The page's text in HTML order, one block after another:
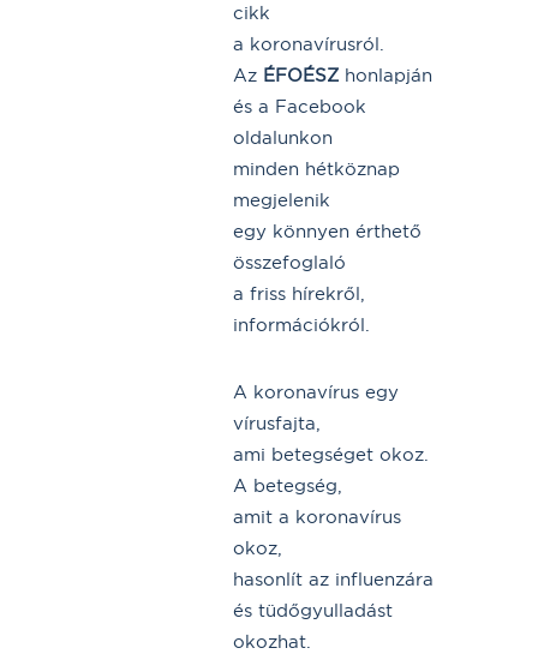
cikk
a koronavírusról.
Az ÉFOÉSZ honlapján
és a Facebook
oldalunkon
minden hétköznap
megjelenik
egy könnyen érthető
összefoglaló
a friss hírekről,
információkról.
A koronavírus egy
vírusfajta,
ami betegséget okoz.
A betegség,
amit a koronavírus
okoz,
hasonlít az influenzára
és tüdőgyulladást
okozhat.